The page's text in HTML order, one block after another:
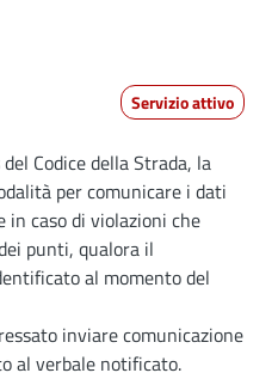
Servizio attivo
Codice della Strada, la
per comunicare i dati
in caso di violazioni che
punti, qualora il
al momento del
inviare comunicazione
al verbale notificato.